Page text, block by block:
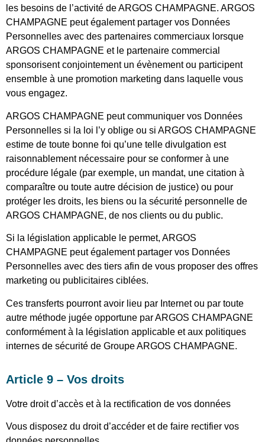
les besoins de l’activité de ARGOS CHAMPAGNE. ARGOS
CHAMPAGNE peut également partager vos Données
Personnelles avec des partenaires commerciaux lorsque
ARGOS CHAMPAGNE et le partenaire commercial
sponsorisent conjointement un évènement ou participent
ensemble à une promotion marketing dans laquelle vous
vous engagez.
ARGOS CHAMPAGNE peut communiquer vos Données
Personnelles si la loi l’y oblige ou si ARGOS CHAMPAGNE
estime de toute bonne foi qu’une telle divulgation est
raisonnablement nécessaire pour se conformer à une
procédure légale (par exemple, un mandat, une citation à
comparaître ou toute autre décision de justice) ou pour
protéger les droits, les biens ou la sécurité personnelle de
ARGOS CHAMPAGNE, de nos clients ou du public.
Si la législation applicable le permet, ARGOS
CHAMPAGNE peut également partager vos Données
Personnelles avec des tiers afin de vous proposer des offres
marketing ou publicitaires ciblées.
Ces transferts pourront avoir lieu par Internet ou par toute
autre méthode jugée opportune par ARGOS CHAMPAGNE
conformément à la législation applicable et aux politiques
internes de sécurité de Groupe ARGOS CHAMPAGNE.
Article 9 – Vos droits
Votre droit d’accès et à la rectification de vos données
Vous disposez du droit d’accéder et de faire rectifier vos